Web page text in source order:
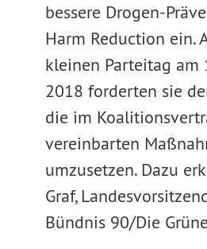
bessere Drogen-
Harm Reduction ein.
kleinen Parteitag am
2018 forderten sie
die im
vereinbarten
umzusetzen. Dazu
Graf,
Bündnis 90/Die